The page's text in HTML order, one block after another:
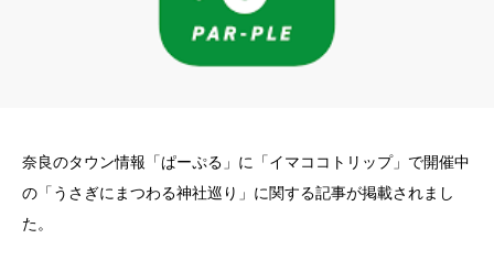
奈良のタウン情報「ぱーぷる」に「イマココトリップ」で開催中
の「うさぎにまつわる神社巡り」に関する記事が掲載されまし
た。